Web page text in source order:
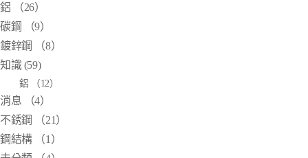
鋁 （26）
碳鋼 （9）
鍍鋅鋼
（8）
知識(59)
鋁 （12）
消息 （4）
不銹鋼
（21）
鋼結構（1）